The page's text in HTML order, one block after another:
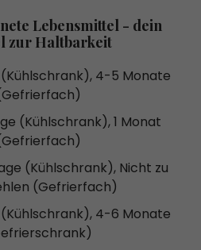
Lebensmittel - dein
zur Haltbarkeit
4-5 Monate
(Kühlschrank), 1 Monat
(Kühlschrank), Nicht zu
(Gefrierfach)
4-6 Monate